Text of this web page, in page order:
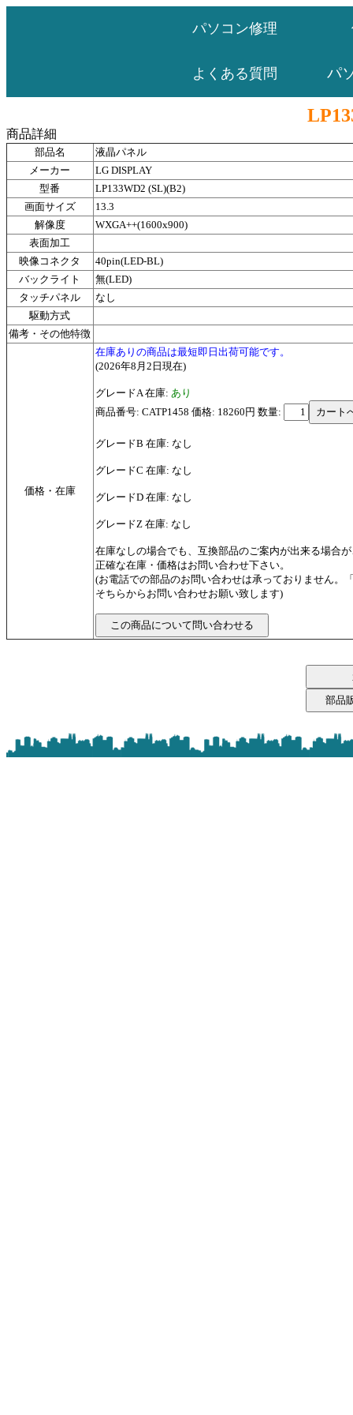
パソコン修理
よくある質問 パ
商品詳細
部品名
液晶パネル
メーカー
LG DISPLAY
型番
LP133WD2 (SL)(B2)
画面サイズ
13.3
解像度
WXGA++(1600x900)
表面加工
映像コネクタ
40pin(LED-BL)
バックライト
無(LED)
タッチパネル
なし
駆動方式
備考・その他特徴
価格・在庫
在庫ありの商品は最短即日出荷可能です。
(2026年8月2日現在)
グレードA 在庫: あり
商品番号: CATP1458 価格: 18260円 数量:
グレードB 在庫: なし
グレードC 在庫: なし
グレードD 在庫: なし
グレードZ 在庫: なし
在庫なしの場合でも、互換部品のご案内が出来る場合
正確な在庫・価格はお問い合わせ下さい。
(お電話での部品のお問い合わせは承っておりません。
そちらからお問い合わせお願い致します)